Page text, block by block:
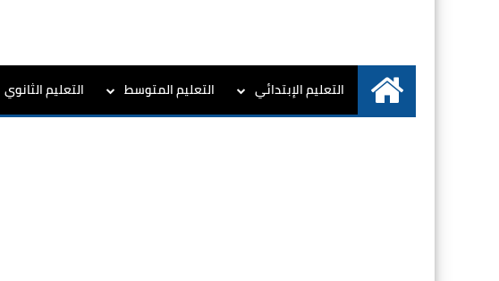
الرئيسية
التعليم الإبتدائي التعليم المتوسط التعليم الثانوي